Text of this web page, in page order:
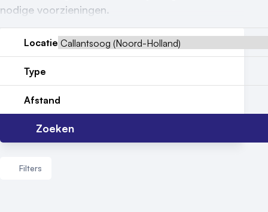
Meld locatie aan
Nieuws
Reviews (5⭐️)
Contact
nodige voorzieningen.
Locatie
Type
Afstand
Zoeken
Filters